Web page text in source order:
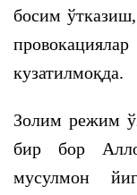
босим
кузатилмоқда.
Золим режим
бир бор
мусулмон